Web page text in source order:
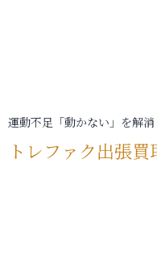
運動不足「動かない」を解消
トレファク出張買